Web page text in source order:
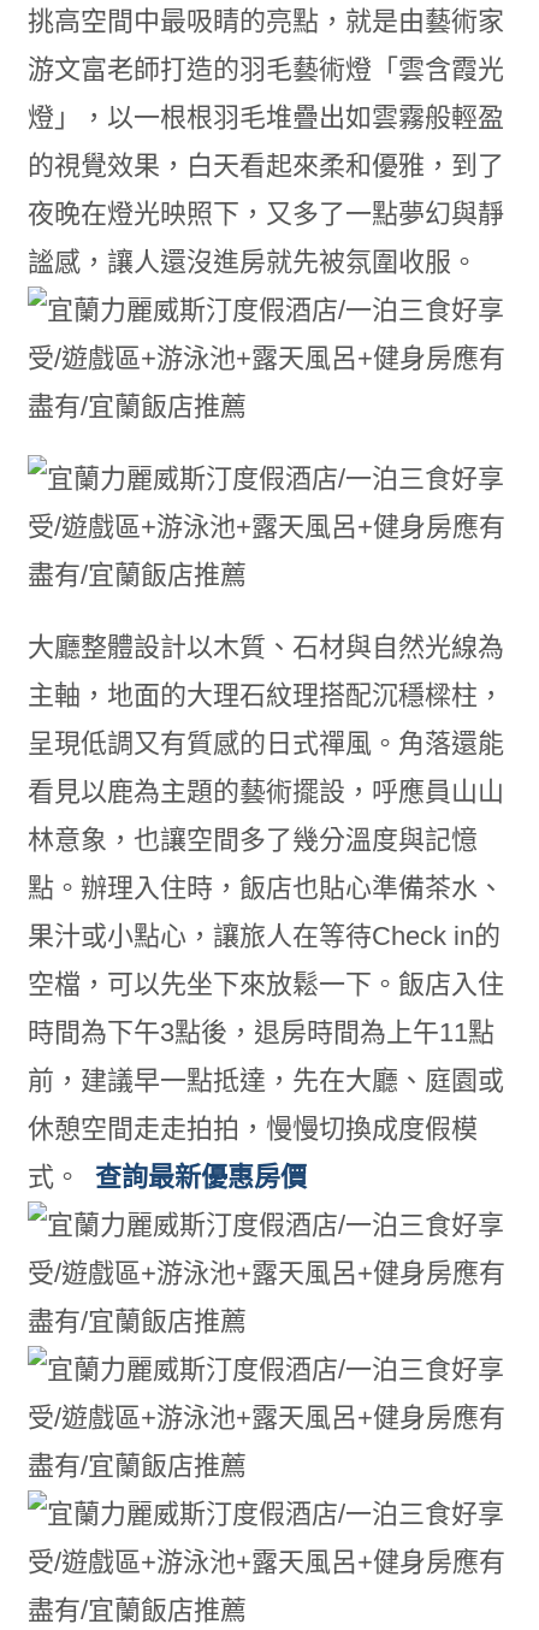
挑高空間中最吸睛的亮點，就是由藝術家
游文富老師打造的羽毛藝術燈「雲含霞光
燈」，以一根根羽毛堆疊出如雲霧般輕盈
的視覺效果，白天看起來柔和優雅，到了
夜晚在燈光映照下，又多了一點夢幻與靜
謐感，讓人還沒進房就先被氛圍收服。
大廳整體設計以木質、石材與自然光線為
主軸，地面的大理石紋理搭配沉穩樑柱，
呈現低調又有質感的日式禪風。角落還能
看見以鹿為主題的藝術擺設，呼應員山山
林意象，也讓空間多了幾分溫度與記憶
點。辦理入住時，飯店也貼心準備茶水、
果汁或小點心，讓旅人在等待Check in的
空檔，可以先坐下來放鬆一下。飯店入住
時間為下午3點後，退房時間為上午11點
前，建議早一點抵達，先在大廳、庭園或
休憩空間走走拍拍，慢慢切換成度假模
式。
查詢最新優惠房價